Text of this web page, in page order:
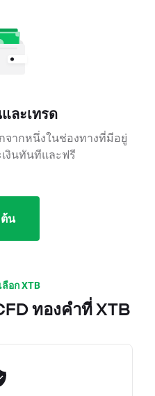
ละเทรด
จากหนึ่งในช่องทางที่มีอยู่
งินทันทีและฟรี
ต้น
อก XTB
ทองคำที่ XTB